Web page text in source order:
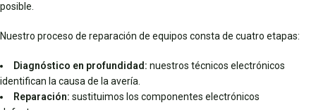
posible.
Nuestro proceso de reparación de equipos consta de cuatro etapas:
Diagnóstico en profundidad: nuestros técnicos electrónicos
identifican la causa de la avería.
Reparación: sustituimos los componentes electrónicos